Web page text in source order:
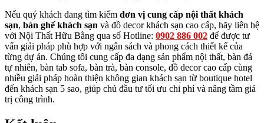
Nếu quý khách đang tìm kiếm đơn vị cung cấp nội thất khách
sạn, bàn ghế khách sạn và đồ decor khách sạn cao cấp, hãy liên hệ
với Nội Thất Hữu Bằng qua số Hotline: 0902 886 002 để được tư
vấn giải pháp phù hợp với ngân sách và phong cách thiết kế của
từng dự án. Chúng tôi cung cấp đa dạng sản phẩm nội thất, bàn đá
tự nhiên, bàn tab sofa, bàn trà, bàn console, đồ decor cao cấp cùng
nhiều giải pháp hoàn thiện không gian khách sạn từ boutique hotel
đến khách sạn 5 sao, giúp chủ đầu tư tối ưu chi phí và nâng tầm giá
trị công trình.